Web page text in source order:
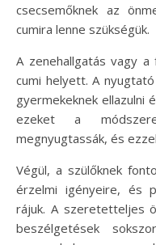
csecsemőknek az
cumira lenne szükségük.
A zenehallgatás vagy
cumi helyett. A
gyermekeknek ellazulni
ezeket a
megnyugtassák, és
Végül, a szülőknek
érzelmi igényeire, és
rájuk. A szeretetteljes
beszélgetések